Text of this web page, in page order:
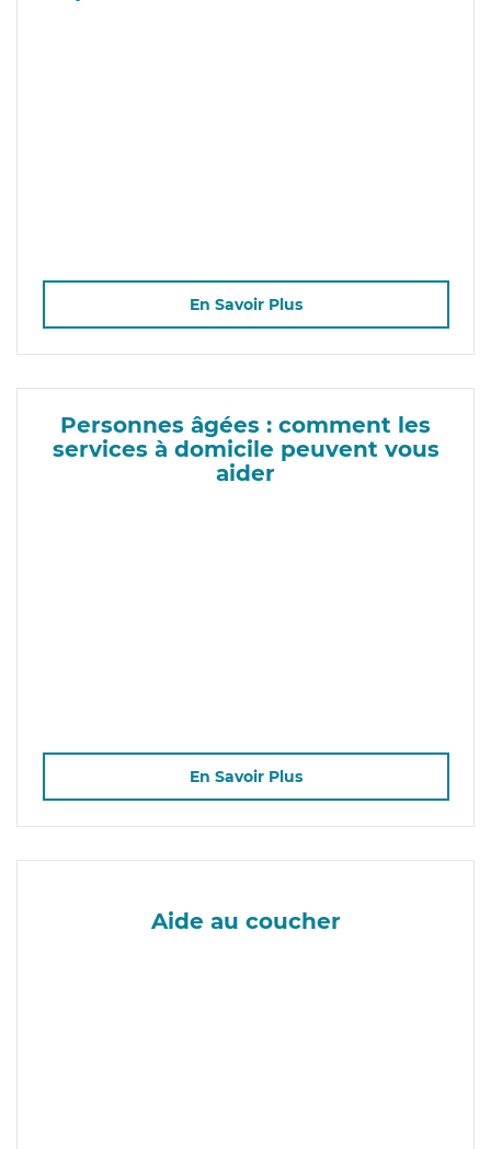
En Savoir Plus
Personnes âgées : comment les
services à domicile peuvent vous
aider
En Savoir Plus
Aide au coucher